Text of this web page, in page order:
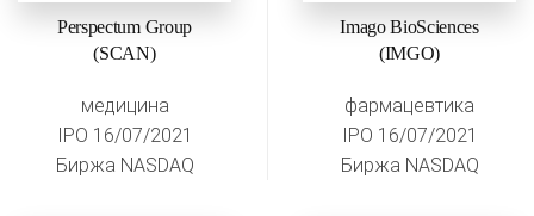
Perspectum Group
(SCAN)
медицина
IPO 16/07/2021
Биржа NASDAQ
Imago BioSciences
(IMGO)
фармацевтика
IPO 16/07/2021
Биржа NASDAQ